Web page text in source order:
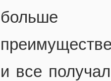
больше
и все